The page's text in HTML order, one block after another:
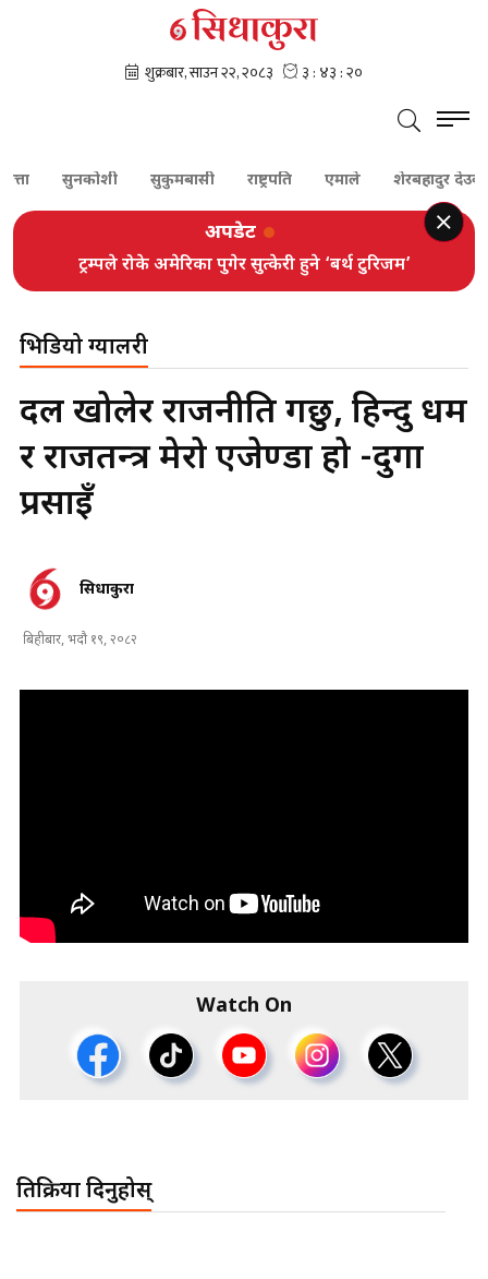
सुनकोशी सुकुमबासी राष्ट्रपति एमाले शेरबहादुर देउवा
अपडेट
ट्रम्पले रोके अमेरिका पुगेर सुत्केरी हुने ‘बर्थ टुरिजम’
भिडियो ग्यालरी
दल खोलेर राजनीति गर्छु, हिन्दु धर्म
र राजतन्त्र मेरो एजेण्डा हो -दुर्गा
प्रसाईँ
सिधाकुरा
बिहीबार, भदौ १९, २०८२
Watch On
प्रतिक्रिया दिनुहोस्